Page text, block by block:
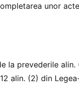
unor
la prevederile alin.
alin. (2) din